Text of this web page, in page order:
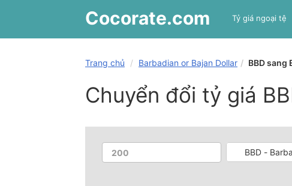
Cocorate.com Tỷ giá ngoại tệ
Trang chủ Barbadian or Bajan Dollar BBD sang
Chuyển đổi tỷ giá
BBD -